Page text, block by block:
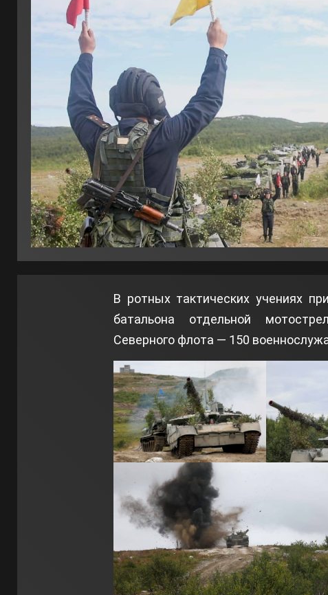
В ротных тактических учениях
батальона отдельной
Северного флота — 150